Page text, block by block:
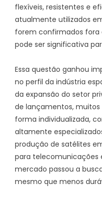
flexíveis, resistentes e
atualmente utilizados
forem confirmados fora
pode ser significativa
Essa questão ganhou
no perfil da indústria
da expansão do setor
de lançamentos,
forma individualizada,
altamente
produção de satélites
para telecomunicações
mercado passou a
mesmo que menos